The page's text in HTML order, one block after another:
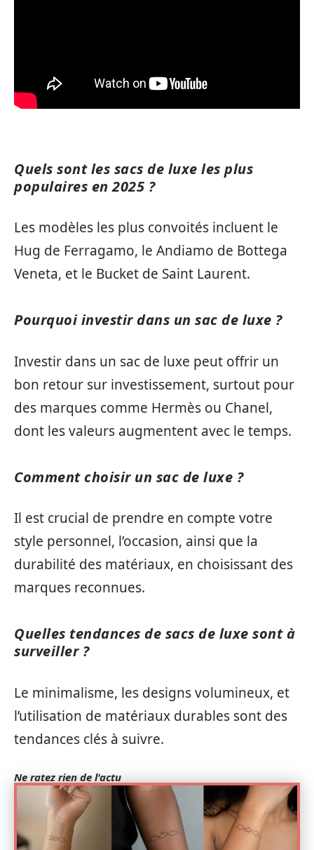
Quels sont les sacs de luxe les plus
populaires en 2025 ?
Les modèles les plus convoités incluent le
Hug de Ferragamo, le Andiamo de Bottega
Veneta, et le Bucket de Saint Laurent.
Pourquoi investir dans un sac de luxe ?
Investir dans un sac de luxe peut offrir un
bon retour sur investissement, surtout pour
des marques comme Hermès ou Chanel,
dont les valeurs augmentent avec le temps.
Comment choisir un sac de luxe ?
Il est crucial de prendre en compte votre
style personnel, l’occasion, ainsi que la
durabilité des matériaux, en choisissant des
marques reconnues.
Quelles tendances de sacs de luxe sont à
surveiller ?
Le minimalisme, les designs volumineux, et
l’utilisation de matériaux durables sont des
tendances clés à suivre.
Ne ratez rien de l'actu